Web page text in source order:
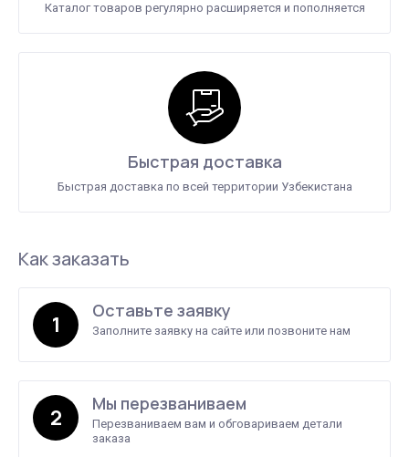
Каталог товаров регулярно расширяется и пополняется
Быстрая доставка
Быстрая доставка по всей территории Узбекистана
Как заказать
1
Оставьте заявку
Заполните заявку на сайте или позвоните нам
2
Мы перезваниваем
Перезваниваем вам и обговариваем детали
заказа